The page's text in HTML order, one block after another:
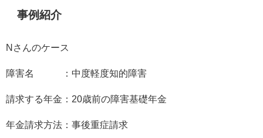
事例紹介
Nさんのケース
障害名 ：中度軽度知的障害
請求する年金： 20歳前の障害基礎年金
年金請求方法：事後重症請求